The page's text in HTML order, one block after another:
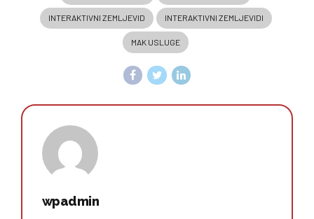
INTERAKTIVNI ZEMLJEVID INTERAKTIVNI ZEMLJEVIDI
MAK USLUGE
wpadmin